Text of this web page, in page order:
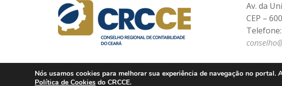
Av. da
CEP –
Nós usamos cookies para melhorar sua experiência de navegação no portal.
Política de Cookies do CRCCE.